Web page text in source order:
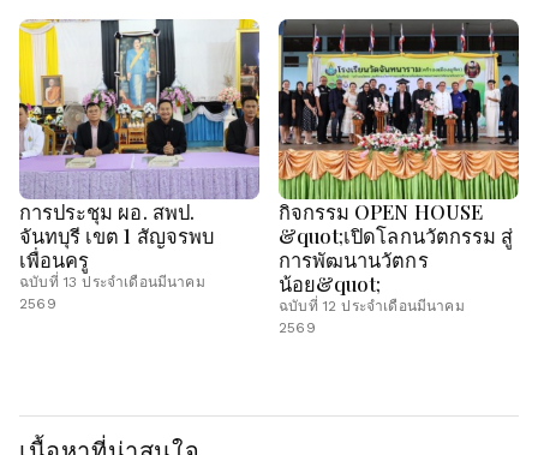
การประชุม ผอ. สพป.
จันทบุรี เขต 1 สัญจรพบ
เพื่อนครู
ฉบับที่ 13 ประจำเดือนมีนาคม
2569
กิจกรรม OPEN HOUSE
&quot;เปิดโลกนวัตกรรม สู่
การพัฒนานวัตกร
น้อย&quot;
ฉบับที่ 12 ประจำเดือนมีนาคม
2569